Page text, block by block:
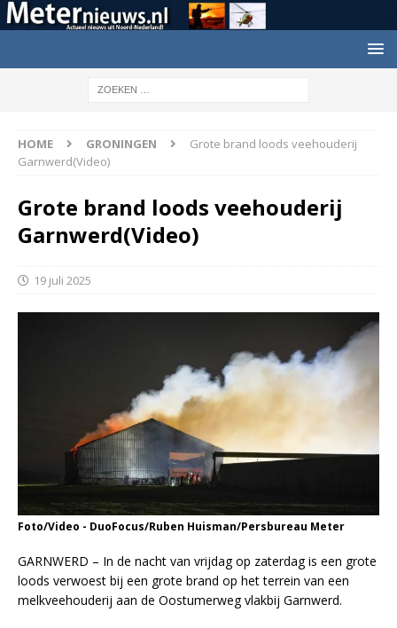
HOME GRONINGEN
Grote brand loods veehouderij
Garnwerd(Video)
Grote brand loods veehouderij
Garnwerd(Video)
19 juli 2025
Foto/Video - DuoFocus/Ruben Huisman/Persbureau Meter
GARNWERD – In de nacht van vrijdag op zaterdag is een grote
loods verwoest bij een grote brand op het terrein van een
melkveehouderij aan de Oostumerweg vlakbij Garnwerd.